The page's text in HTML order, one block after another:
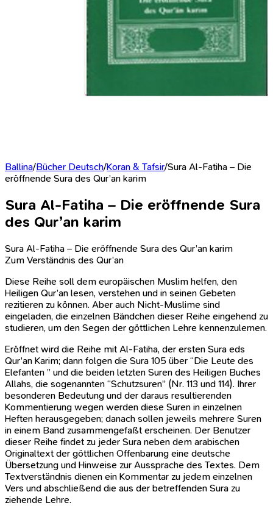
Ballina/Bücher Deutsch/Koran & Tafsir/Sura Al-Fatiha – Die
eröffnende Sura des Qur’an karim
Sura Al-Fatiha – Die eröffnende Sura
des Qur’an karim
Sura Al-Fatiha – Die eröffnende Sura des Qur’an karim
Zum Verständnis des Qur’an
Diese Reihe soll dem europäischen Muslim helfen, den
Heiligen Qur’an lesen, verstehen und in seinen Gebeten
rezitieren zu können. Aber auch Nicht-Muslime sind
eingeladen, die einzelnen Bändchen dieser Reihe eingehend zu
studieren, um den Segen der göttlichen Lehre kennenzulernen.
Eröffnet wird die Reihe mit Al-Fatiha, der ersten Sura eds
Qur’an Karim; dann folgen die Sura 105 über “Die Leute des
Elefanten ” und die beiden letzten Suren des Heiligen Buches
Allahs, die sogenannten “Schutzsuren” (Nr. 113 und 114). Ihrer
besonderen Bedeutung und der daraus resultierenden
Kommentierung wegen werden diese Suren in einzelnen
Heften herausgegeben; danach sollen jeweils mehrere Suren
in einem Band zusammengefaßt erscheinen. Der Benutzer
dieser Reihe findet zu jeder Sura neben dem arabischen
Originaltext der göttlichen Offenbarung eine deutsche
Übersetzung und Hinweise zur Aussprache des Textes. Dem
Textverständnis dienen ein Kommentar zu jedem einzelnen
Vers und abschließend die aus der betreffenden Sura zu
ziehende Lehre.